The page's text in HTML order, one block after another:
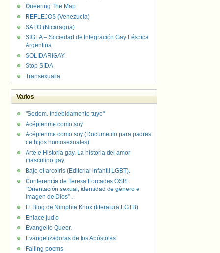
Queering The Map
REFLEJOS (Venezuela)
SAFO (Nicaragua)
SIGLA – Sociedad de Integración Gay Lésbica
Argentina
SOLIDARIGAY
Stop SIDA
Transexualia
Varios
"Sedom. Indebidamente tuyo"
Acéptenme como soy
Acéptenme como soy (Documento para padres
de hijos homosexuales)
Arte e Historia gay. La historia del amor
masculino gay.
Bajo el arcoíris (Editorial infantil LGBT).
Conferencia de Teresa Forcades OSB:
“Orientación sexual, identidad de género e
imagen de Dios” .
El Blog de Nimphie Knox (literatura LGTB)
Enlace judío
Evangelio Queer.
Evangelizadoras de los Apóstoles
Falling poems